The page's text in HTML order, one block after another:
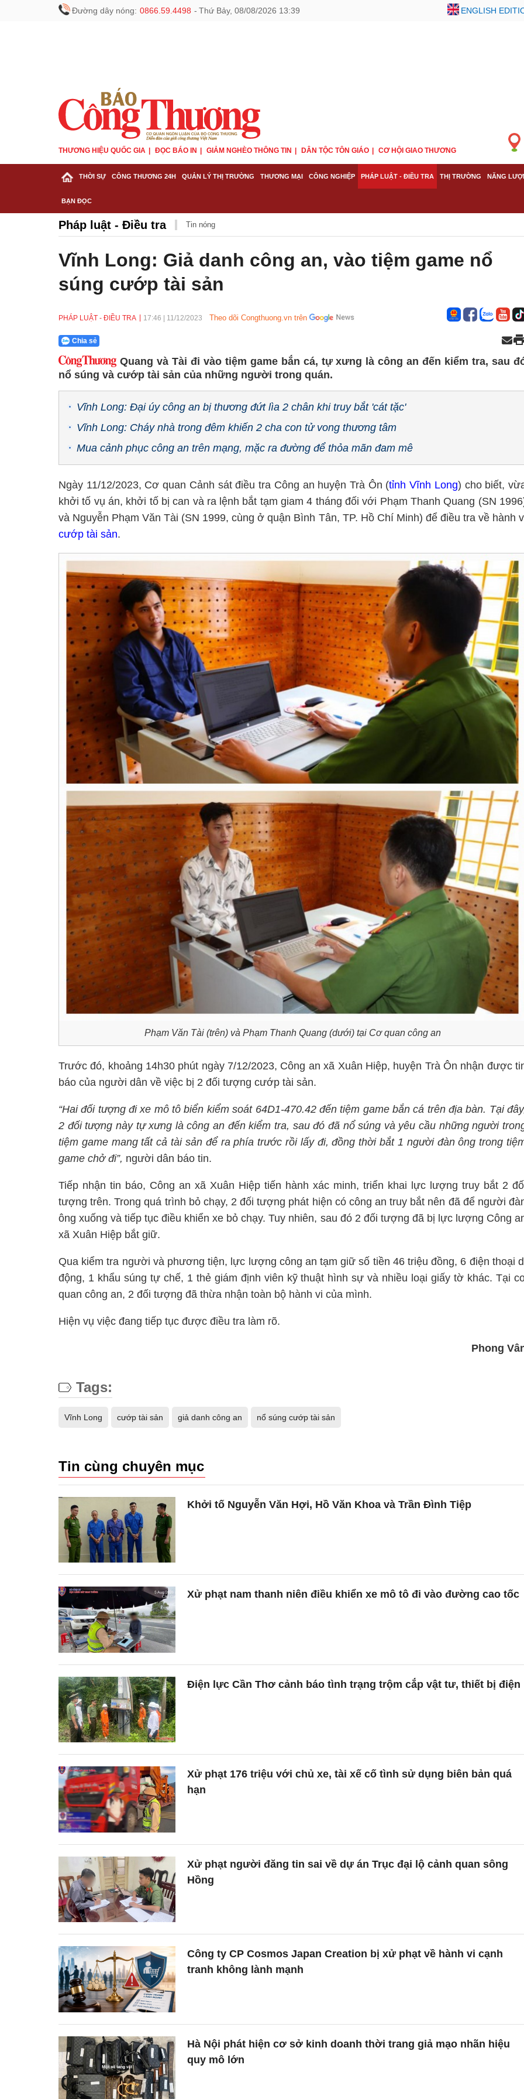
Đường dây nóng: 0866.59.4498 - Thứ Bảy, 08/08/2026 13:39 ENGLISH
THƯƠNG HIỆU QUỐC GIA ĐỌC BÁO IN GIẢM NGHÈO THÔNG TIN DÂN TỘC TÔN GIÁO CƠ HỘI GIAO THƯƠNG
THỜI SỰ CÔNG THƯƠNG 24H QUẢN LÝ THỊ TRƯỜNG THƯƠNG MẠI CÔNG NGHIỆP PHÁP LUẬT - ĐIỀU TRA THỊ TRƯỜNG NĂNG
BẠN ĐỌC
Pháp luật - Điều tra Tin nóng
Vĩnh Long: Giả danh công an, vào tiệm game nổ
súng cướp tài sản
PHÁP LUẬT - ĐIỀU TRA 17:46 11/12/2023 Theo dõi Congthuong.vn trên
Chia sẻ
Quang và Tài đi vào tiệm game bắn cá, tự xưng là công an đến kiểm tra, sau
nổ súng và cướp tài sản của những người trong quán.
Vĩnh Long: Đại úy công an bị thương đứt lìa 2 chân khi truy bắt 'cát tặc'
Vĩnh Long: Cháy nhà trong đêm khiến 2 cha con tử vong thương tâm
Mua cảnh phục công an trên mạng, mặc ra đường để thỏa mãn đam mê
Ngày 11/12/2023, Cơ quan Cảnh sát điều tra Công an huyện Trà Ôn (tỉnh Vĩnh Long) cho biết,
khởi tố vụ án, khởi tố bị can và ra lệnh bắt tạm giam 4 tháng đối với Phạm Thanh Quang (SN
và Nguyễn Phạm Văn Tài (SN 1999, cùng ở quận Bình Tân, TP. Hồ Chí Minh) để điều tra về hành
cướp tài sản.
Phạm Văn Tài (trên) và Phạm Thanh Quang (dưới) tại Cơ quan công an
Trước đó, khoảng 14h30 phút ngày 7/12/2023, Công an xã Xuân Hiệp, huyện Trà Ôn nhận được
báo của người dân về việc bị 2 đối tượng cướp tài sản.
“Hai đối tượng đi xe mô tô biển kiểm soát 64D1-470.42 đến tiệm game bắn cá trên địa bàn. Tại
2 đối tượng này tự xưng là công an đến kiểm tra, sau đó đã nổ súng và yêu cầu những người
tiệm game mang tất cả tài sản để ra phía trước rồi lấy đi, đồng thời bắt 1 người đàn ông trong
game chở đi”, người dân báo tin.
Tiếp nhận tin báo, Công an xã Xuân Hiệp tiến hành xác minh, triển khai lực lượng truy bắt 2
tượng trên. Trong quá trình bỏ chạy, 2 đối tượng phát hiện có công an truy bắt nên đã để người
ông xuống và tiếp tục điều khiển xe bỏ chạy. Tuy nhiên, sau đó 2 đối tượng đã bị lực lượng Công
xã Xuân Hiệp bắt giữ.
Qua kiểm tra người và phương tiện, lực lượng công an tạm giữ số tiền 46 triệu đồng, 6 điện thoại
động, 1 khẩu súng tự chế, 1 thẻ giám định viên kỹ thuật hình sự và nhiều loại giấy tờ khác. Tại
quan công an, 2 đối tượng đã thừa nhận toàn bộ hành vi của mình.
Hiện vụ việc đang tiếp tục được điều tra làm rõ.
Phong
Tags:
Vĩnh Long cướp tài sản giả danh công an nổ súng cướp tài sản
Tin cùng chuyên mục
Khởi tố Nguyễn Văn Hợi, Hồ Văn Khoa và Trần Đình Tiệp
Xử phạt nam thanh niên điều khiển xe mô tô đi vào đường cao tốc
Điện lực Cần Thơ cảnh báo tình trạng trộm cắp vật tư, thiết bị điện
Xử phạt 176 triệu với chủ xe, tài xế cố tình sử dụng biên bản quá
hạn
Xử phạt người đăng tin sai về dự án Trục đại lộ cảnh quan sông
Hồng
Công ty CP Cosmos Japan Creation bị xử phạt về hành vi cạnh
tranh không lành mạnh
Hà Nội phát hiện cơ sở kinh doanh thời trang giả mạo nhãn hiệu
quy mô lớn